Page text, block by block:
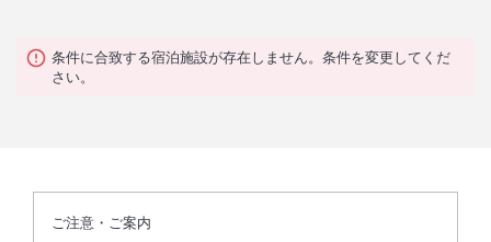
条件に合致する宿泊施設が存在しません。条件を変更してくだ
さい。
ご注意・ご案内